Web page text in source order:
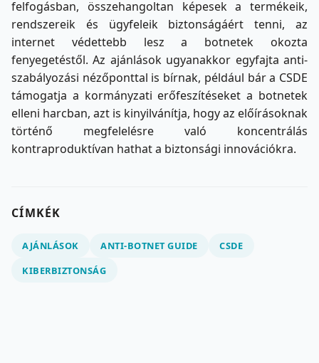
felfogásban, összehangoltan képesek a termékeik,
rendszereik és ügyfeleik biztonságáért tenni, az
internet védettebb lesz a botnetek okozta
fenyegetéstől. Az ajánlások ugyanakkor egyfajta anti-
szabályozási nézőponttal is bírnak, például bár a CSDE
támogatja a kormányzati erőfeszítéseket a botnetek
elleni harcban, azt is kinyilvánítja, hogy az előírásoknak
történő megfelelésre való koncentrálás
kontraproduktívan hathat a biztonsági innovációkra.
CÍMKÉK
AJÁNLÁSOK ANTI-BOTNET GUIDE
CSDE
KIBERBIZTONSÁG